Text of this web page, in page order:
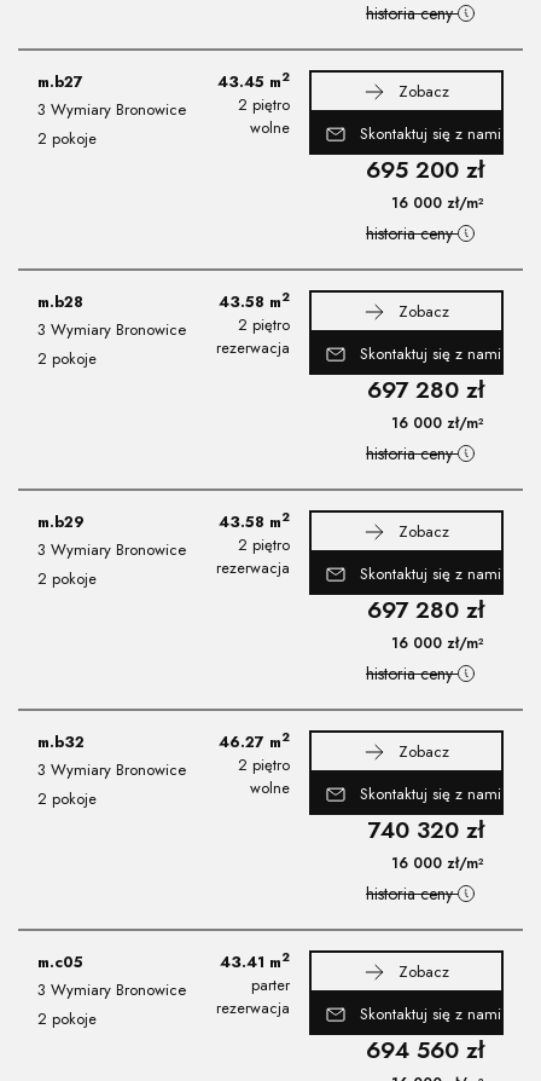
historia ceny
m.b27
3 Wymiary Bronowice
2 pokoje
43.45 m2
2 piętro
wolne
Zobacz
Skontaktuj się z nami
695 200 zł
16 000 zł/m²
historia ceny
m.b28
3 Wymiary Bronowice
2 pokoje
43.58 m2
2 piętro
rezerwacja
Zobacz
Skontaktuj się z nami
697 280 zł
16 000 zł/m²
historia ceny
m.b29
3 Wymiary Bronowice
2 pokoje
43.58 m2
2 piętro
rezerwacja
Zobacz
Skontaktuj się z nami
697 280 zł
16 000 zł/m²
historia ceny
m.b32
3 Wymiary Bronowice
2 pokoje
46.27 m2
2 piętro
wolne
Zobacz
Skontaktuj się z nami
740 320 zł
16 000 zł/m²
historia ceny
m.c05
3 Wymiary Bronowice
2 pokoje
43.41 m2
parter
rezerwacja
Zobacz
Skontaktuj się z nami
694 560 zł